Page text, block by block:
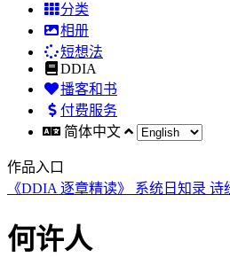
分类
相册
短想法
DDIA
播客和书
付费服务
简体中文
作品入口
《DDIA 逐章精读》 系统日知录 诗
何许人